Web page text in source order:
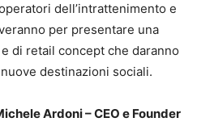
dell’intrattenimento e
per presentare una
di retail concept che daranno
destinazioni sociali.
Ardoni – CEO e Founder